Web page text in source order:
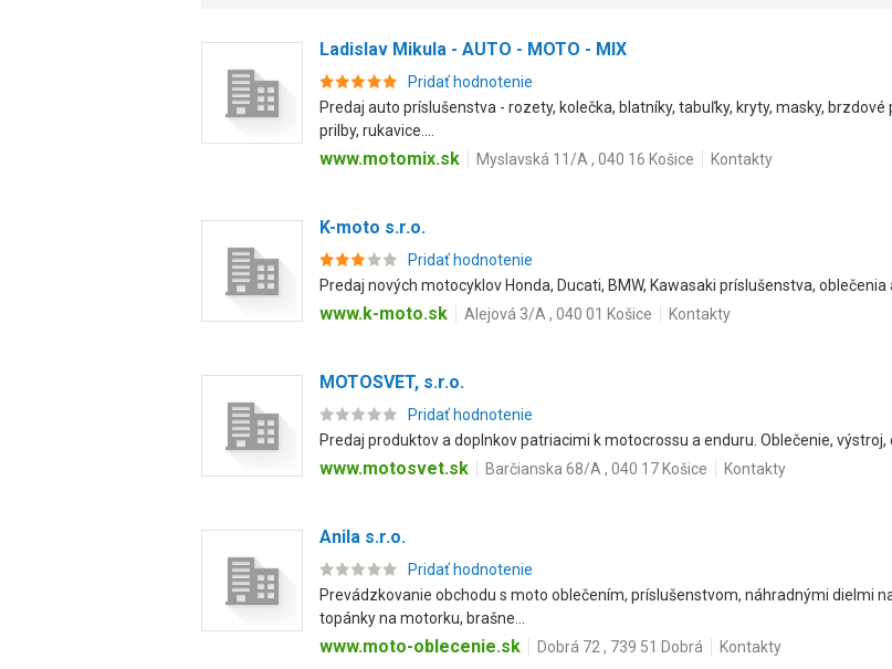
Ladislav Mikula - AUTO - MOTO - MIX
Pridať hodnotenie
Predaj auto príslušenstva - rozety, kolečka, blatníky, tabuľky, kryty, masky,
prilby, rukavice....
www.motomix.sk Myslavská 11/A , 040 16 Košice Kontakty
K-moto s.r.o.
Pridať hodnotenie
Predaj nových motocyklov Honda, Ducati, BMW, Kawasaki príslušenstva,
www.k-moto.sk Alejová 3/A , 040 01 Košice Kontakty
MOTOSVET, s.r.o.
Pridať hodnotenie
Predaj produktov a doplnkov patriacimi k motocrossu a enduru. Oblečenie, výstroj,
www.motosvet.sk Barčianska 68/A , 040 17 Košice Kontakty
Anila s.r.o.
Pridať hodnotenie
Prevádzkovanie obchodu s moto oblečením, príslušenstvom, náhradnými dielmi
topánky na motorku, brašne...
www.moto-oblecenie.sk Dobrá 72 , 739 51 Dobrá Kontakty